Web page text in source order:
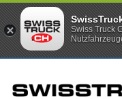
Swiss Truck